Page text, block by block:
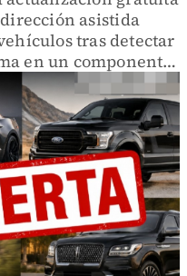
asistida
tras detectar
en un componente